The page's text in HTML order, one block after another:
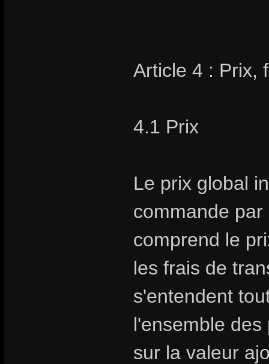
Article 4 : Prix,
4.1 Prix
Le prix global
commande
comprend le
les frais de
s'entendent
l'ensemble
sur la valeur